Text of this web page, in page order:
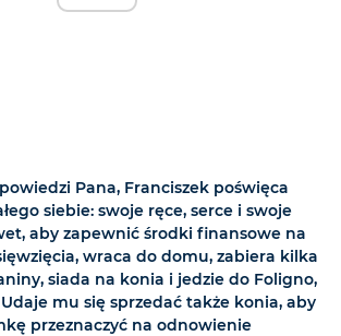
Pana, Franciszek poświęca
siebie: swoje ręce, serce i swoje
aby zapewnić środki finansowe na
wraca do domu, zabiera kilka
siada na konia i jedzie do Foligno,
mu się sprzedać także konia, aby
przeznaczyć na odnowienie